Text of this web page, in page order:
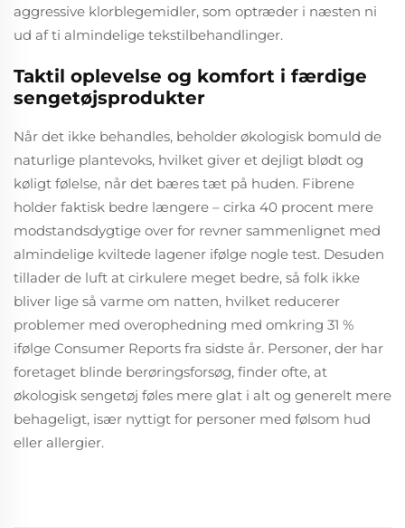
aggressive klorblegemidler, som optræder i næsten ni
ud af ti almindelige tekstilbehandlinger.
Taktil oplevelse og komfort i færdige
sengetøjsprodukter
Når det ikke behandles, beholder økologisk bomuld de
naturlige plantevoks, hvilket giver et dejligt blødt og
køligt følelse, når det bæres tæt på huden. Fibrene
holder faktisk bedre længere – cirka 40 procent mere
modstandsdygtige over for revner sammenlignet med
almindelige kviltede lagener ifølge nogle test. Desuden
tillader de luft at cirkulere meget bedre, så folk ikke
bliver lige så varme om natten, hvilket reducerer
problemer med overophedning med omkring 31 %
ifølge Consumer Reports fra sidste år. Personer, der har
foretaget blinde berøringsforsøg, finder ofte, at
økologisk sengetøj føles mere glat i alt og generelt mere
behageligt, især nyttigt for personer med følsom hud
eller allergier.